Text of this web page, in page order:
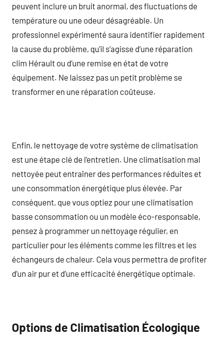
peuvent inclure un bruit anormal, des fluctuations de
température ou une odeur désagréable. Un
professionnel expérimenté saura identifier rapidement
la cause du problème, qu’il s’agisse d’une réparation
clim Hérault ou d’une remise en état de votre
équipement. Ne laissez pas un petit problème se
transformer en une réparation coûteuse.
Enfin, le nettoyage de votre système de climatisation
est une étape clé de l’entretien. Une climatisation mal
nettoyée peut entraîner des performances réduites et
une consommation énergétique plus élevée. Par
conséquent, que vous optiez pour une climatisation
basse consommation ou un modèle éco-responsable,
pensez à programmer un nettoyage régulier, en
particulier pour les éléments comme les filtres et les
échangeurs de chaleur. Cela vous permettra de profiter
d’un air pur et d’une efficacité énergétique optimale.
Options de Climatisation Écologique